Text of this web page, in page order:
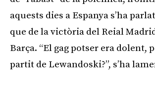
aquests dies a Espanya s’ha
que de la victòria del Reial
Barça. “El gag potser era dolent,
partit de Lewandoski?”, s’ha